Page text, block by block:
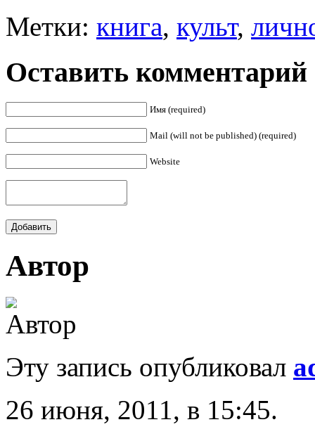
Метки: книга, культ,
Оставить комментарий
Имя (required)
Mail (will not be published) (required)
Website
Автор
Эту запись опубликовал
26 июня, 2011, в 15:45.